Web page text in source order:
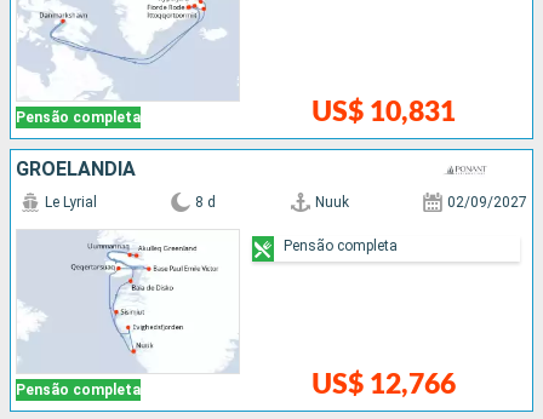
Pensão completa US$ 10,831
GROELÂNDIA
Pensão completa
Le Lyrial 8 d Nuuk 02/09/2027
US$ 12,766
Pensão completa